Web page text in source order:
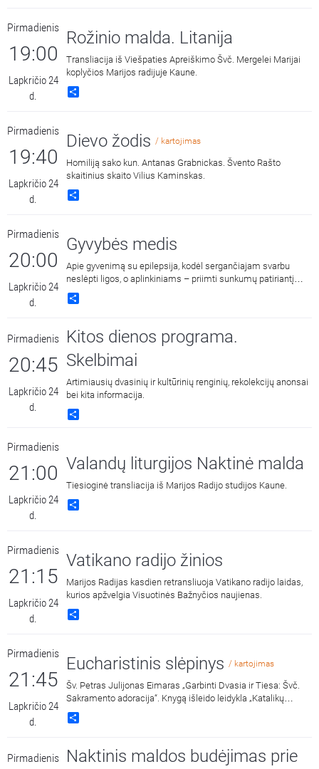
Pirmadienis
19:00
Lapkričio 24
d.
Rožinio malda. Litanija
Transliacija iš Viešpaties Apreiškimo Švč. Mergelei Marijai
koplyčios Marijos radijuje Kaune.
Pirmadienis
19:40
Lapkričio 24
d.
Dievo žodis / kartojimas
Homiliją sako kun. Antanas Grabnickas. Švento Rašto
skaitinius skaito Vilius Kaminskas.
Pirmadienis
20:00
Lapkričio 24
d.
Gyvybės medis
Apie gyvenimą su epilepsija, kodėl sergančiajam svarbu
neslėpti ligos, o aplinkiniams – priimti sunkumų patiriantį
žmogų ir ne nuvertinti, o padėti jam skleistis. Laidoje
dalyvauja epilepsijos srityje tyrimus vykdančia socialinių
Epilepsijos psichosocialinio konsultavimo centro Kaune
dalyvėmis Audrone Mažlekiene ir Gabriele Butkute. Laidą
veda Lietuvos Carito komunikacijos koordinatorė Ieva
Urbonaitė.
Pirmadienis
20:45
Lapkričio 24
d.
Kitos dienos programa.
Skelbimai
Artimiausių dvasinių ir kultūrinių renginių, rekolekcijų anonsai
bei kita informacija.
Pirmadienis
21:00
Lapkričio 24
d.
Valandų liturgijos Naktinė malda
Tiesioginė transliacija iš Marijos Radijo studijos Kaune.
Pirmadienis
21:15
Lapkričio 24
d.
Vatikano radijo žinios
Marijos Radijas kasdien retransliuoja Vatikano radijo laidas,
kurios apžvelgia Visuotinės Bažnyčios naujienas.
Pirmadienis
21:45
Lapkričio 24
d.
Eucharistinis slėpinys / kartojimas
Šv. Petras Julijonas Eimaras „Garbinti Dvasia ir Tiesa: Švč.
Sakramento adoracija“. Knygą išleido leidykla „Katalikų
pasaulio leidiniai“ 2018 metais. Skaito Vilius Kaminskas.
Pirmadienis
Naktinis maldos budėjimas prie